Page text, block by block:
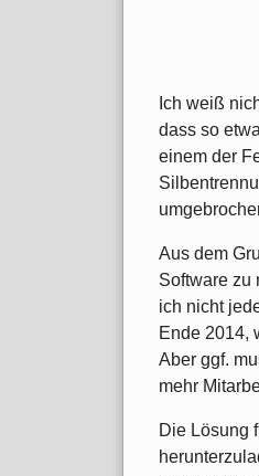
Ich weiß
dass so
einem der
Aus dem
Software zu
ich nicht
Ende 2014,
Aber ggf.
mehr
Die Lösung